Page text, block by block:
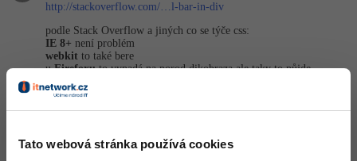
Tato webová stránka používá cookies
http://stackoverflow.com/…l-bar-in-div
podle Stack Overflow a jiných co se týče css:
IE 8+ není problém
webkit to také bere
uFirefoxuto vypadá na porod dikobraza ale taky to půjde
a Operu jsem nenašel, Opera mi přijde že se (nejen)poslední dobou
snaží taky dělat co nejvíce problémů ...
nebohttp://jqueryui.com/slider/